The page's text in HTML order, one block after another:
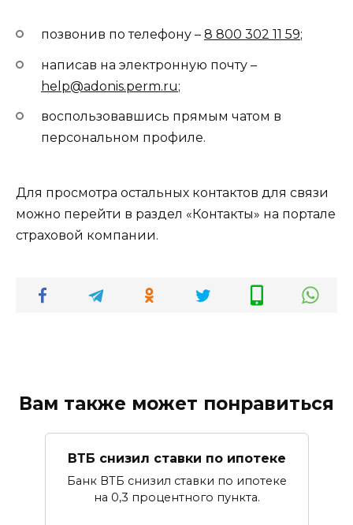
позвонив по телефону – 8 800 302 11 59;
написав на электронную почту –
help@adonis.perm.ru;
воспользовавшись прямым чатом в
персональном профиле.
Для просмотра остальных контактов для связи
можно перейти в раздел «Контакты» на портале
страховой компании.
Вам также может понравиться
ВТБ снизил ставки по ипотеке
Банк ВТБ снизил ставки по ипотеке
на 0,3 процентного пункта.